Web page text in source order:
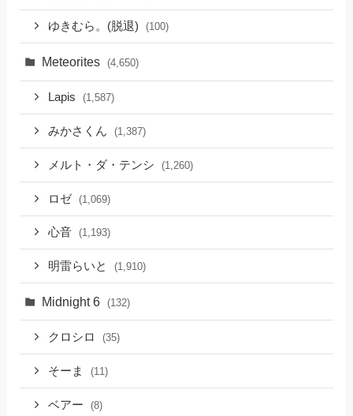
ゆきむら。(脱退) (100)
Meteorites (4,650)
Lapis (1,587)
みかさくん (1,387)
メルト・ダ・テンシ (1,260)
ロゼ (1,069)
心音 (1,193)
明雷らいと (1,910)
Midnight 6 (132)
クロシロ (35)
そーま (11)
ベアー (8)